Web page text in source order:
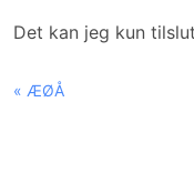
Det kan jeg kun
« ÆØÅ